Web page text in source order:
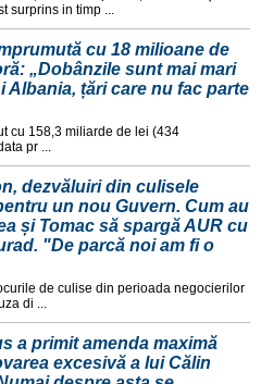
surprins in timp ...
cu 18 milioane de
„Dobânzile sunt mai mari
Albania, țări care nu fac parte
cu 158,3 miliarde de lei (434
pr ...
dezvăluiri din culisele
un nou Guvern. Cum au
și Tomac să spargă AUR cu
"De parcă noi am fi o
de culise din perioada negocierilor
di ...
a primit amenda maximă
excesivă a lui Călin